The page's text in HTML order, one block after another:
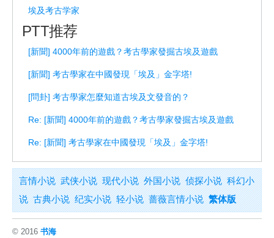
埃及考古学家
PTT推荐
[新聞] 4000年前的遊戲？考古學家發掘古埃及遊戲
[新聞] 考古學家在中國發現「埃及」金字塔!
[問卦] 考古學家怎麼知道古埃及文發音的？
Re: [新聞] 4000年前的遊戲？考古學家發掘古埃及遊戲
Re: [新聞] 考古學家在中國發現「埃及」金字塔!
言情小说 武侠小说 现代小说 外国小说 侦探小说 科幻小
说 古典小说 纪实小说 轻小说 蔷薇言情小说 繁体版
© 2016 书海